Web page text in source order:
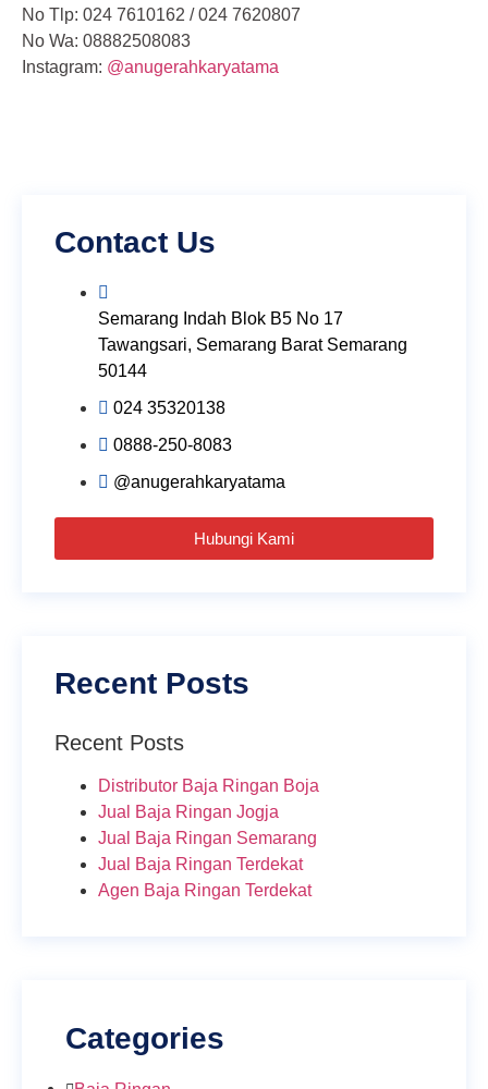
No Tlp: 024 7610162 / 024 7620807
No Wa: 08882508083
Instagram: @anugerahkaryatama
Contact Us
Semarang Indah Blok B5 No 17
Tawangsari, Semarang Barat Semarang
50144
024 35320138
0888-250-8083
@anugerahkaryatama
Hubungi Kami
Recent Posts
Recent Posts
Distributor Baja Ringan Boja
Jual Baja Ringan Jogja
Jual Baja Ringan Semarang
Jual Baja Ringan Terdekat
Agen Baja Ringan Terdekat
Categories